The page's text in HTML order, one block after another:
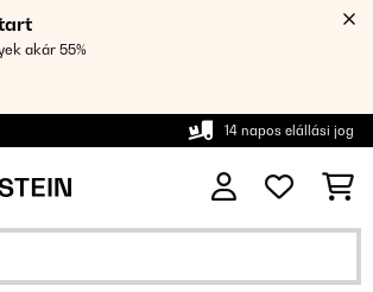
akár 55%
14 napos elállási jog